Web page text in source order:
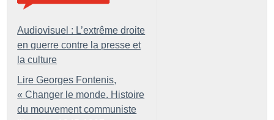
Audiovisuel : L’extrême droite
en guerre contre la presse et
la culture
Lire Georges Fontenis,
« Changer le monde. Histoire
du mouvement communiste